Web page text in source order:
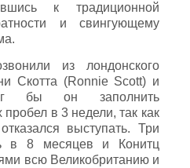
к традиционной
и свингующему
из лондонского
Скотта (Ronnie Scott) и
бы он заполнить
в 3 недели, так как
выступать. Три
в 8 месяцев и Конитц
всю Великобританию и